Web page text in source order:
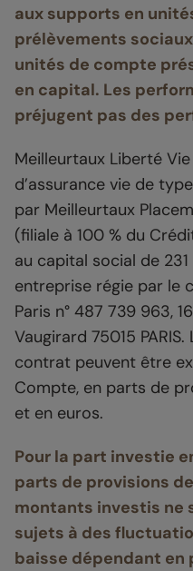
aux supports en
prélèvements
unités de compte
en capital. Les
préjugent pas des
Meilleurtaux Liberté
d’assurance vie de
par Meilleurtaux
(filiale à 100 % du
au capital social de
entreprise régie par le
Paris n° 487 739 963,
Vaugirard 75015
contrat peuvent être
Compte, en parts de
et en euros.
Pour la part investie
parts de provisions
montants investis ne
sujets à des
baisse dépendant en